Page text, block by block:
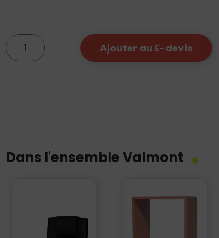
quantité
de
Armoire
Ajouter au E-devis
Dans l'ensemble Valmont